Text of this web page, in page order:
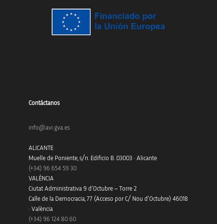
Contáctanos
info@avi.gva.es
ALICANTE
Muelle de Poniente, s/n. Edificio B. 03003 · Alicante
(+34) 96 654 59 30
VALÈNCIA
Ciutat Administrativa 9 d’Octubre – Torre 2
Calle de la Democracia, 77 (Acceso por C/ Nou d’Octubre) 46018
· València
(+34) 96 124 80 60